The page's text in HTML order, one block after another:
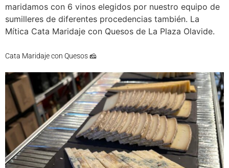
maridamos con 6 vinos elegidos por nuestro equipo de
sumilleres de diferentes procedencias también. La
Mítica Cata Maridaje con Quesos de La Plaza Olavide.
Cata Maridaje con Quesos 🧀